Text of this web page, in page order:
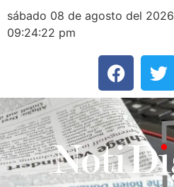
sábado 08 de agosto del 2026
09:24:22 pm